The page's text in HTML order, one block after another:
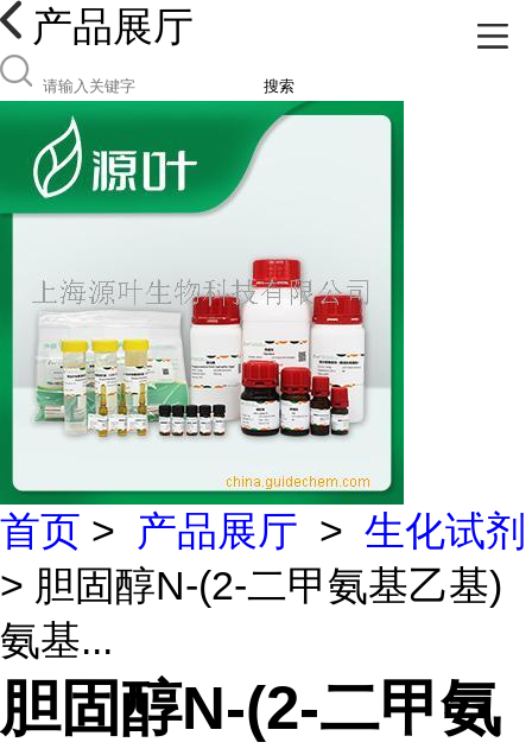
产品展厅
搜索
首页 > 产品展厅 > 生化试剂
> 胆固醇N-(2-二甲氨基乙基)
氨基...
胆固醇N-(2-二甲氨